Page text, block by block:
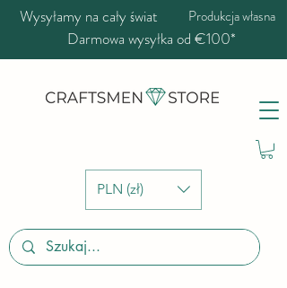
PLN (zł)
Wysyłamy na cały świat Produkcja własna
Darmowa wysyłka od €100*